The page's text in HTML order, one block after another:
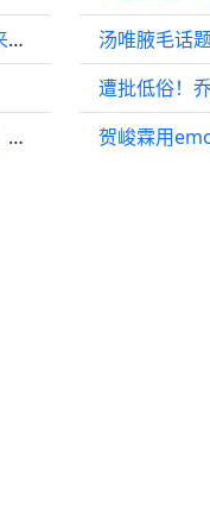
儿子的出院之际，突然公公婆婆从外地过来，宁悦@蔡文静 想安排老人住酒店…
吴伯雄夫妇钻石婚庆典，韩国瑜不忘调侃：民代们太吵今天要肃静
汤唯腋毛话